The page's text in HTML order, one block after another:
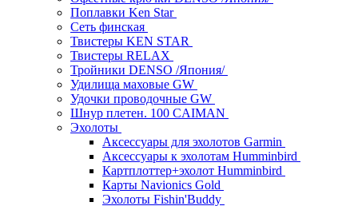
Поплавки Ken Star
Сеть финская
Твистеры KEN STAR
Твистеры RELAX
Тройники DENSO /Япония/
Удилища маховые GW
Удочки проводочные GW
Шнур плетен. 100 CAIMAN
Эхолоты
Аксессуары для эхолотов Garmin
Аксессуары к эхолотам Humminbird
Картплоттер+эхолот Humminbird
Карты Navionics Gold
Эхолоты Fishin'Buddy